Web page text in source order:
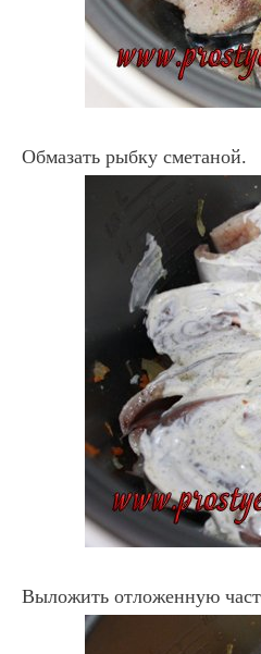
Обмазать рыбку сметаной.
Выложить отложенную